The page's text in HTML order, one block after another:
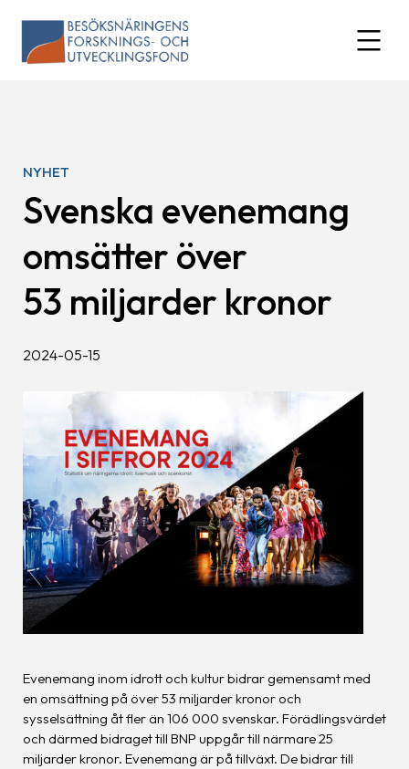
content
NYHET
Svenska evenemang
omsätter över
53 miljarder kronor
2024-05-15
Evenemang inom idrott och kultur bidrar gemensamt med
en omsättning på över 53 miljarder kronor och
sysselsättning åt fler än 106 000 svenskar. Förädlingsvärdet
och därmed bidraget till BNP uppgår till närmare 25
miljarder kronor. Evenemang är på tillväxt. De bidrar till